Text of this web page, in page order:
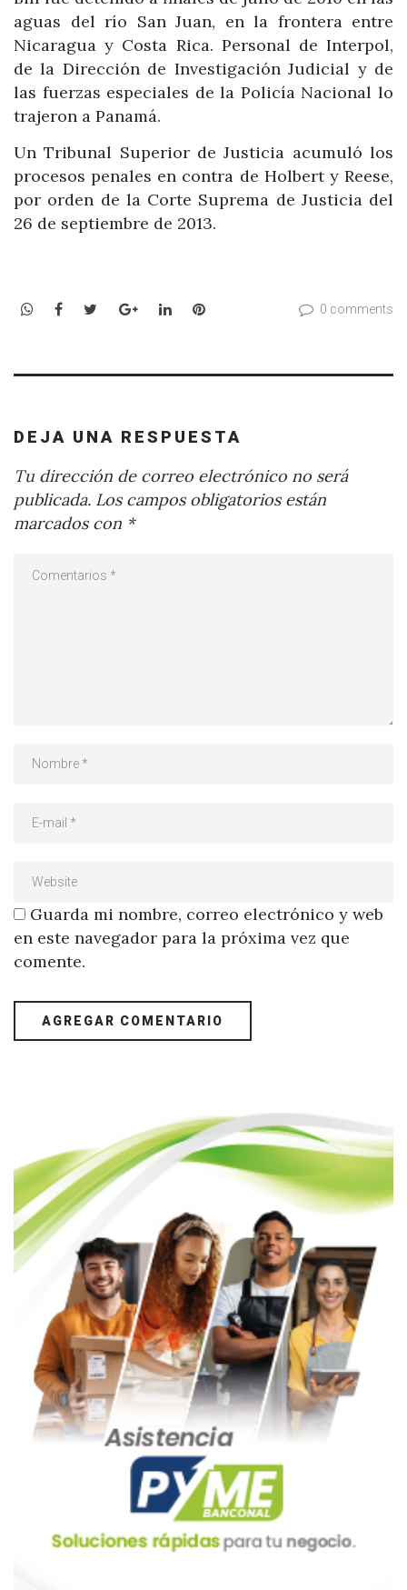
aguas del río San Juan, en la frontera entre
Nicaragua y Costa Rica. Personal de Interpol,
de la Dirección de Investigación Judicial y de
las fuerzas especiales de la Policía Nacional lo
trajeron a Panamá.
Un Tribunal Superior de Justicia acumuló los
procesos penales en contra de Holbert y Reese,
por orden de la Corte Suprema de Justicia del
26 de septiembre de 2013.
WhatsApp
Facebook
TwitterGoogle+LinkedInPinterest 0 comments
DEJA UNA RESPUESTA
Tu dirección de correo electrónico no será
publicada. Los campos obligatorios están
marcados con *
Guarda mi nombre, correo electrónico y web
en este navegador para la próxima vez que
comente.